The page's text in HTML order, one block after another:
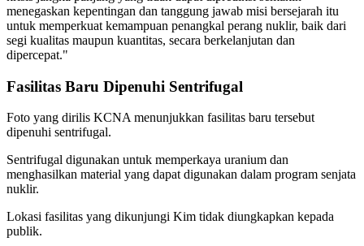
menegaskan kepentingan dan tanggung jawab misi bersejarah itu
untuk memperkuat kemampuan penangkal perang nuklir, baik dari
segi kualitas maupun kuantitas, secara berkelanjutan dan
dipercepat."
Fasilitas Baru Dipenuhi Sentrifugal
Foto yang dirilis KCNA menunjukkan fasilitas baru tersebut
dipenuhi sentrifugal.
Sentrifugal digunakan untuk memperkaya uranium dan
menghasilkan material yang dapat digunakan dalam program senjata
nuklir.
Lokasi fasilitas yang dikunjungi Kim tidak diungkapkan kepada
publik.